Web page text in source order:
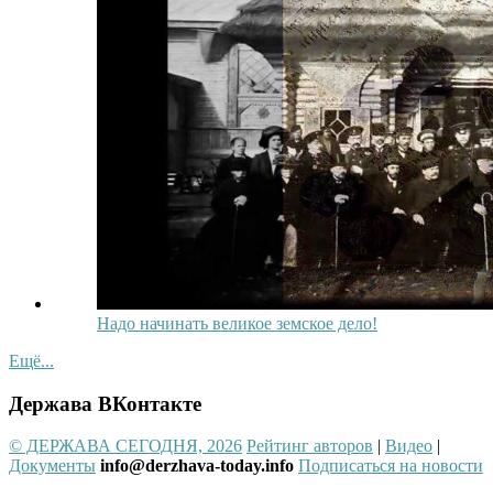
Надо начинать великое земское дело!
Ещё...
Держава ВКонтакте
© ДЕРЖАВА СЕГОДНЯ, 2026 Рейтинг авторов | Видео |
Документы info@derzhava-today.info Подписаться на новости